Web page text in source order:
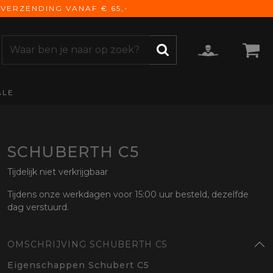
VANAF € 65,-
SCHUBERTH C5
Tijdelijk niet verkrijgbaar
Tijdens onze werkdagen voor 15:00 uur besteld, dezelfde
dag verstuurd.
OMSCHRIJVING SCHUBERTH C5
Eigenschappen Schubert C5